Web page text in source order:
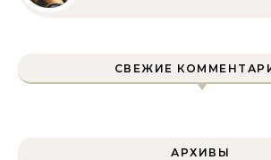
СВЕЖИЕ
АРХИВЫ